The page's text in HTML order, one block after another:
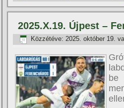
2025.X.19. Újpest –
Közzétéve: 2025. október 19.
be